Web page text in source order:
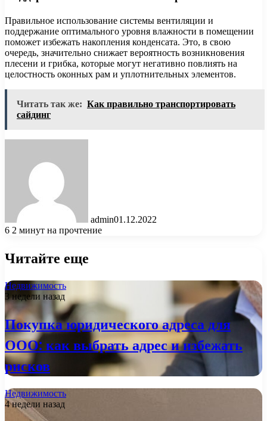
Правильное использование системы вентиляции и
поддержание оптимального уровня влажности в помещении
поможет избежать накопления конденсата. Это, в свою
очередь, значительно снижает вероятность возникновения
плесени и грибка, которые могут негативно повлиять на
целостность оконных рам и уплотнительных элементов.
Читать так же: Как правильно транспортировать
сайдинг
admin01.12.2022
6 2 минут на прочтение
Читайте еще
Недвижимость
3 недели назад
Покупка юридического адреса для
ООО: как выбрать адрес и избежать
рисков
Недвижимость
4 недели назад